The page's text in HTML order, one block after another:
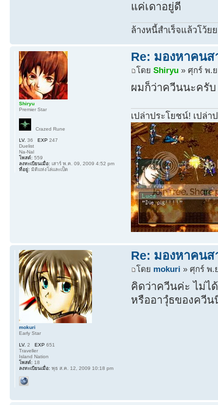
แค่เดาอยู่ดี
ล้างหนี้สำเร็จแล้วโว้ย
Re: มองหาคน
โดยShiryu » ศุกร์ พ.ย
ผมก็ว่าควีนนะครั
เปล่าประโยชน์! เปล่า
Shiryu
Premier Star
Crazed Rune
LV. 36 EXP 247
Duelist
Na-Nal
โพสต์: 559
ลงทะเบียนเมื่อ: เสาร์ พ.ค. 09, 2009 4:52 pm
ที่อยู่: มิติแห่งโล่และเป็ด
Re: มองหาคน
โดย mokuri » ศุกร์ พ.
คิดว่าควีนค่ะ ไม่ไ
หรืออาวุํธของควีน
mokuri
Early Star
LV. 2 EXP 651
Traveller
Island Nation
โพสต์: 18
ลงทะเบียนเมื่อ: พุธ ส.ค. 12, 2009 10:18 pm